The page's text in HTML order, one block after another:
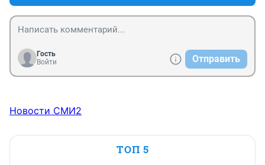
Гость
Войти
Отправить
Новости СМИ2
ТОП 5